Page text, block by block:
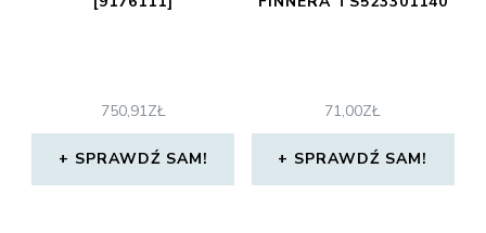
750,91ZŁ
SPRAWDŹ SAM!
71,00ZŁ
SPRAWDŹ SAM!